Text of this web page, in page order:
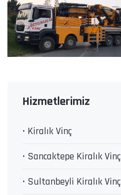
Hizmetlerimiz
• Kiralık Vinç
• Sancaktepe Kiralık Vinç
• Sultanbeyli Kiralık Vinç